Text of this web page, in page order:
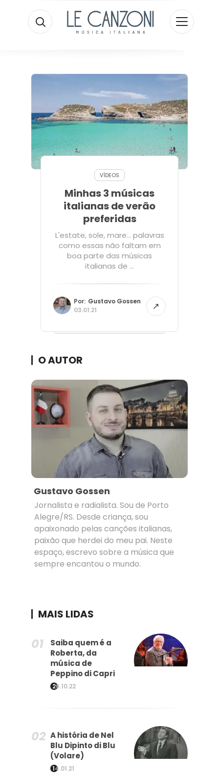
VÍDEOS
Minhas 3 músicas
italianas de verão
preferidas
L'estate, sole, mare... palavras
como essas não faltam em
boa parte das músicas
italianas de ...
Por: Gustavo Gossen
03.01.21
O AUTOR
Gustavo Gossen
Jornalista e radialista. Sou de Porto
Alegre/RS. Desde criança, sou
apaixonado pelas canções italianas,
paixão que herdei do meu pai. Neste
espaço, escrevo sobre a música que
sempre encantou o mundo.
MAIS LIDAS
Saiba quem é a
Roberta, da
música de
Peppino di Capri
26.10.22
A história de Nel
Blu Dipinto di Blu
(Volare)
14.01.21